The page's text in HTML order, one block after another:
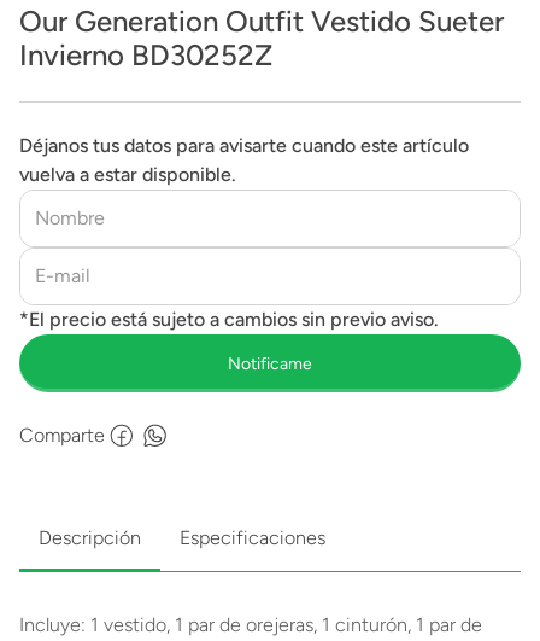
Our Generation Outfit Vestido Sueter
Invierno BD30252Z
Déjanos tus datos para avisarte cuando este artículo
vuelva a estar disponible.
Comparte
Descripción Especificaciones
Incluye: 1 vestido, 1 par de orejeras, 1 cinturón, 1 par de